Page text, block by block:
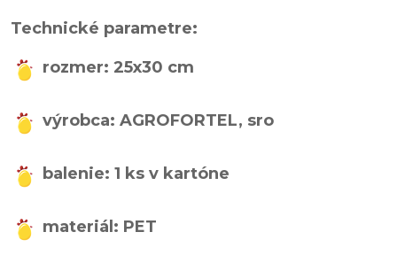
Technické parametre:
rozmer: 25x30 cm
výrobca: AGROFORTEL, sro
balenie: 1 ks v kartóne
materiál: PET